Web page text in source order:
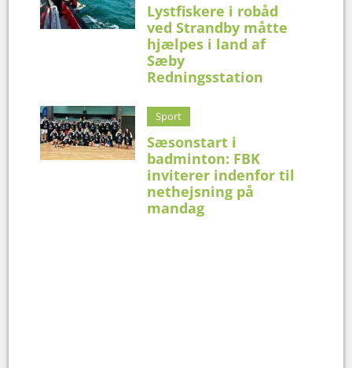
Lystfiskere i robåd
ved Strandby måtte
hjælpes i land af
Sæby
Redningsstation
Sport
Sæsonstart i
badminton: FBK
inviterer indenfor til
nethejsning på
mandag